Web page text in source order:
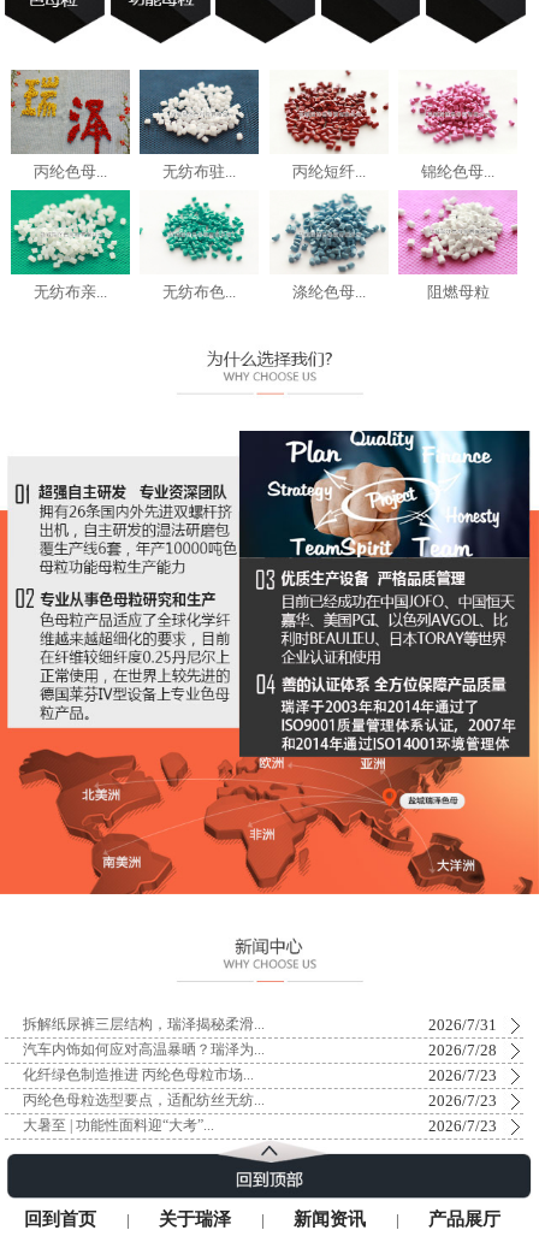
丙纶色母... 无纺布驻... 丙纶短纤... 锦纶色母...
无纺布亲... 无纺布色... 涤纶色母... 阻燃母粒
拆解纸尿裤三层结构，瑞泽揭秘柔滑... 2026/7/31
汽车内饰如何应对高温暴晒？瑞泽为... 2026/7/28
化纤绿色制造推进 丙纶色母粒市场... 2026/7/23
丙纶色母粒选型要点，适配纺丝无纺... 2026/7/23
大暑至 | 功能性面料迎“大考”... 2026/7/23
回到首页 | 关于瑞泽 | 新闻资讯 | 产品展厅